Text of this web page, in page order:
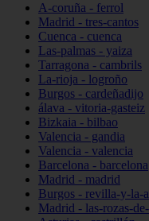
A-coruña - ferrol
Madrid - tres-cantos
Cuenca - cuenca
Las-palmas - yaiza
Tarragona - cambrils
La-rioja - logroño
Burgos - cardeñadijo
álava - vitoria-gasteiz
Bizkaia - bilbao
Valencia - gandia
Valencia - valencia
Barcelona - barcelona
Madrid - madrid
Burgos - revilla-y-la-
Madrid - las-rozas-